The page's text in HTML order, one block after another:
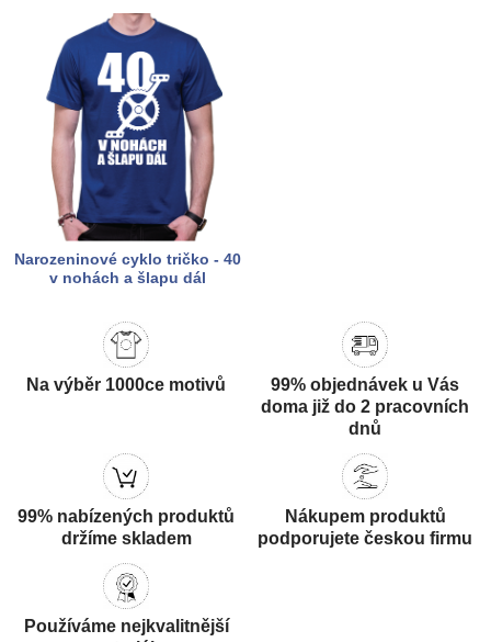
Narozeninové cyklo tričko - 40
v nohách a šlapu dál
Na výběr 1000ce motivů
99% objednávek u Vás
doma již do 2 pracovních
dnů
99% nabízených produktů
držíme skladem
Nákupem produktů
podporujete českou firmu
Používáme nejkvalitnější